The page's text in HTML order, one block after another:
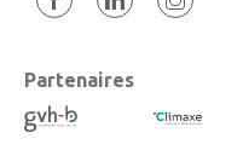
Partenaires